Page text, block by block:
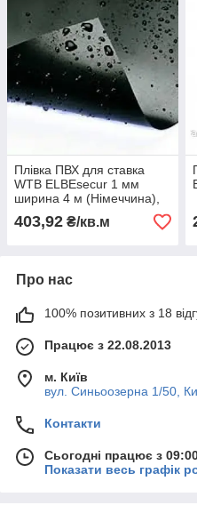
Плівка ПВХ для ставка
WTB ELBEsecur 1 мм
ширина 4 м (Німеччина),
ціна за 1м2
403,92 ₴/кв.м
Про нас
100% позитивних з 18
Працює з 22.08.2013
м. Київ
вул. Синьоозерна 1/50,
Контакти
Сьогодні працює з
Показати весь графік